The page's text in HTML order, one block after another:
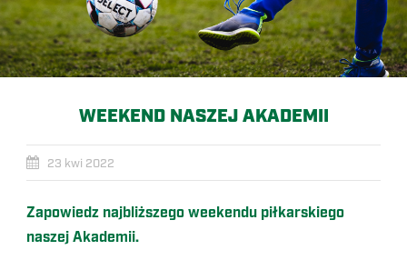
WEEKEND NASZEJ AKADEMII
23 kwi 2022
Zapowiedz najbliższego weekendu piłkarskiego
naszej Akademii.